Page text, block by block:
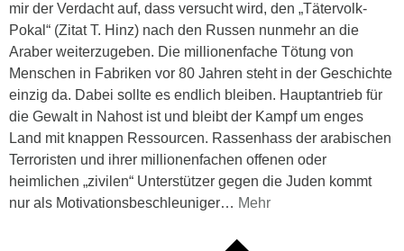
mir der Verdacht auf, dass versucht wird, den „Tätervolk-
Pokal“ (Zitat T. Hinz) nach den Russen nunmehr an die
Araber weiterzugeben. Die millionenfache Tötung von
Menschen in Fabriken vor 80 Jahren steht in der Geschichte
einzig da. Dabei sollte es endlich bleiben. Hauptantrieb für
die Gewalt in Nahost ist und bleibt der Kampf um enges
Land mit knappen Ressourcen. Rassenhass der arabischen
Terroristen und ihrer millionenfachen offenen oder
heimlichen „zivilen“ Unterstützer gegen die Juden kommt
nur als Motivationsbeschleuniger… Mehr